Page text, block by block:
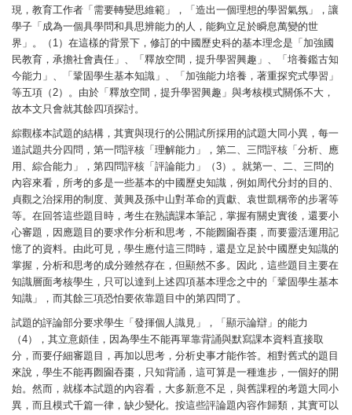
現，教育工作者「需要轉變思維範」，「造出一個理想的學習氣氛」，讓
學子「成為一個具學問和具思辨能力的人，能夠立足於瞬息萬變的世
界」。（1）在這樣的背景下，修訂的中國歷史科的基本理念是「加強國
民教育，承擔社會責任」、「釋放空間，提升學習興趣」、「培養鑑古知
今能力」、「鞏固學生基本知識」、「加強能力培養，著重探究式學習」
等五項（2）。由於「釋放空間，提升學習興趣」與考核模式關係不大，
故本文只會就其餘四項探討。
綜觀樣本試題的結構，其實與現行的公開試所採用的試題大同小異，每一
道試題共分四問，第一問評核「理解能力」，第二、三問評核「分析、應
用、綜合能力」，第四問評核「評論能力」（3）。就第一、二、三問的
內容來看，所考的多是一些基本的中國歷史知識，例如周代分封的目的、
貞觀之治採用的制度、黃興及孫中山對革命的貢獻、袁世凱稱帝的步署等
等。在回答這些題目時，考生在熟讀課本筆記，掌握有關史實後，還要小
心審題，因應題目的要求作分析和思考，不能囫圇吞棗，而要靈活運用記
憶了的資料。由此可見，學生應付這三問時，還是立足於中國歷史知識的
掌握，分析和思考的成分雖然存在，但顯然不多。因此，這些題目主要在
知識層面考核學生，只可以達到上述四項基本理念之中的「鞏固學生基本
知識」，而其餘三項恐怕要依靠題目中的第四問了。
試題的評論部分要求學生「發揮個人識見」，「顯示論辯」的能力
（4），其立意頗佳，因為學生不能再單靠背誦與默寫課本資料直接取
分，而要仔細審題目，再加以思考，分析史事才能作答。相對舊式的題目
來說，學生不能再囫圇吞棗，只知背誦，這可算是一種進步，一個好的開
始。然而，就樣本試題的內容看，大多新意不足，與舊課程的考題大同小
異，而且模式千篇一律，缺少變化。按這些評論題內容作歸類，其實可以